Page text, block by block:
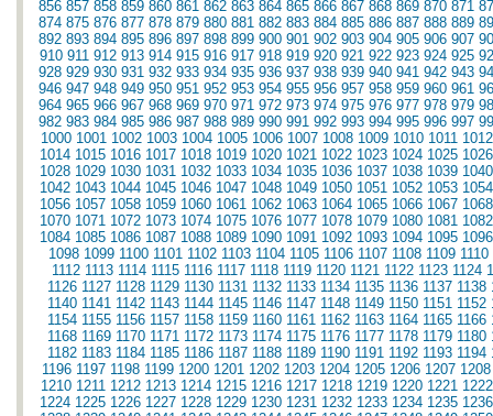
856 857 858 859 860 861 862 863 864 865 866 867 868 869 870 871
874 875 876 877 878 879 880 881 882 883 884 885 886 887 888 889
892 893 894 895 896 897 898 899 900 901 902 903 904 905 906 907
910 911 912 913 914 915 916 917 918 919 920 921 922 923 924 925
928 929 930 931 932 933 934 935 936 937 938 939 940 941 942 943
946 947 948 949 950 951 952 953 954 955 956 957 958 959 960 961
964 965 966 967 968 969 970 971 972 973 974 975 976 977 978 979
982 983 984 985 986 987 988 989 990 991 992 993 994 995 996 997
1000 1001 1002 1003 1004 1005 1006 1007 1008 1009 1010 1011 1012
1014 1015 1016 1017 1018 1019 1020 1021 1022 1023 1024 1025 1026
1028 1029 1030 1031 1032 1033 1034 1035 1036 1037 1038 1039 1040
1042 1043 1044 1045 1046 1047 1048 1049 1050 1051 1052 1053 1054
1056 1057 1058 1059 1060 1061 1062 1063 1064 1065 1066 1067 1068
1070 1071 1072 1073 1074 1075 1076 1077 1078 1079 1080 1081 1082
1084 1085 1086 1087 1088 1089 1090 1091 1092 1093 1094 1095 1096
1098 1099 1100 1101 1102 1103 1104 1105 1106 1107 1108 1109 1110
1112 1113 1114 1115 1116 1117 1118 1119 1120 1121 1122 1123 1124
1126 1127 1128 1129 1130 1131 1132 1133 1134 1135 1136 1137 1138
1140 1141 1142 1143 1144 1145 1146 1147 1148 1149 1150 1151 1152
1154 1155 1156 1157 1158 1159 1160 1161 1162 1163 1164 1165 1166
1168 1169 1170 1171 1172 1173 1174 1175 1176 1177 1178 1179 1180
1182 1183 1184 1185 1186 1187 1188 1189 1190 1191 1192 1193 1194
1196 1197 1198 1199 1200 1201 1202 1203 1204 1205 1206 1207 1208
1210 1211 1212 1213 1214 1215 1216 1217 1218 1219 1220 1221 1222
1224 1225 1226 1227 1228 1229 1230 1231 1232 1233 1234 1235 1236